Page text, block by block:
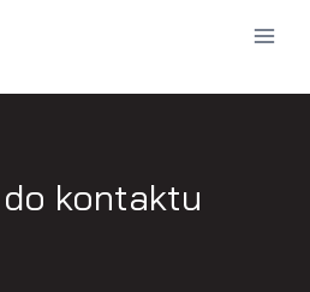
kontaktu